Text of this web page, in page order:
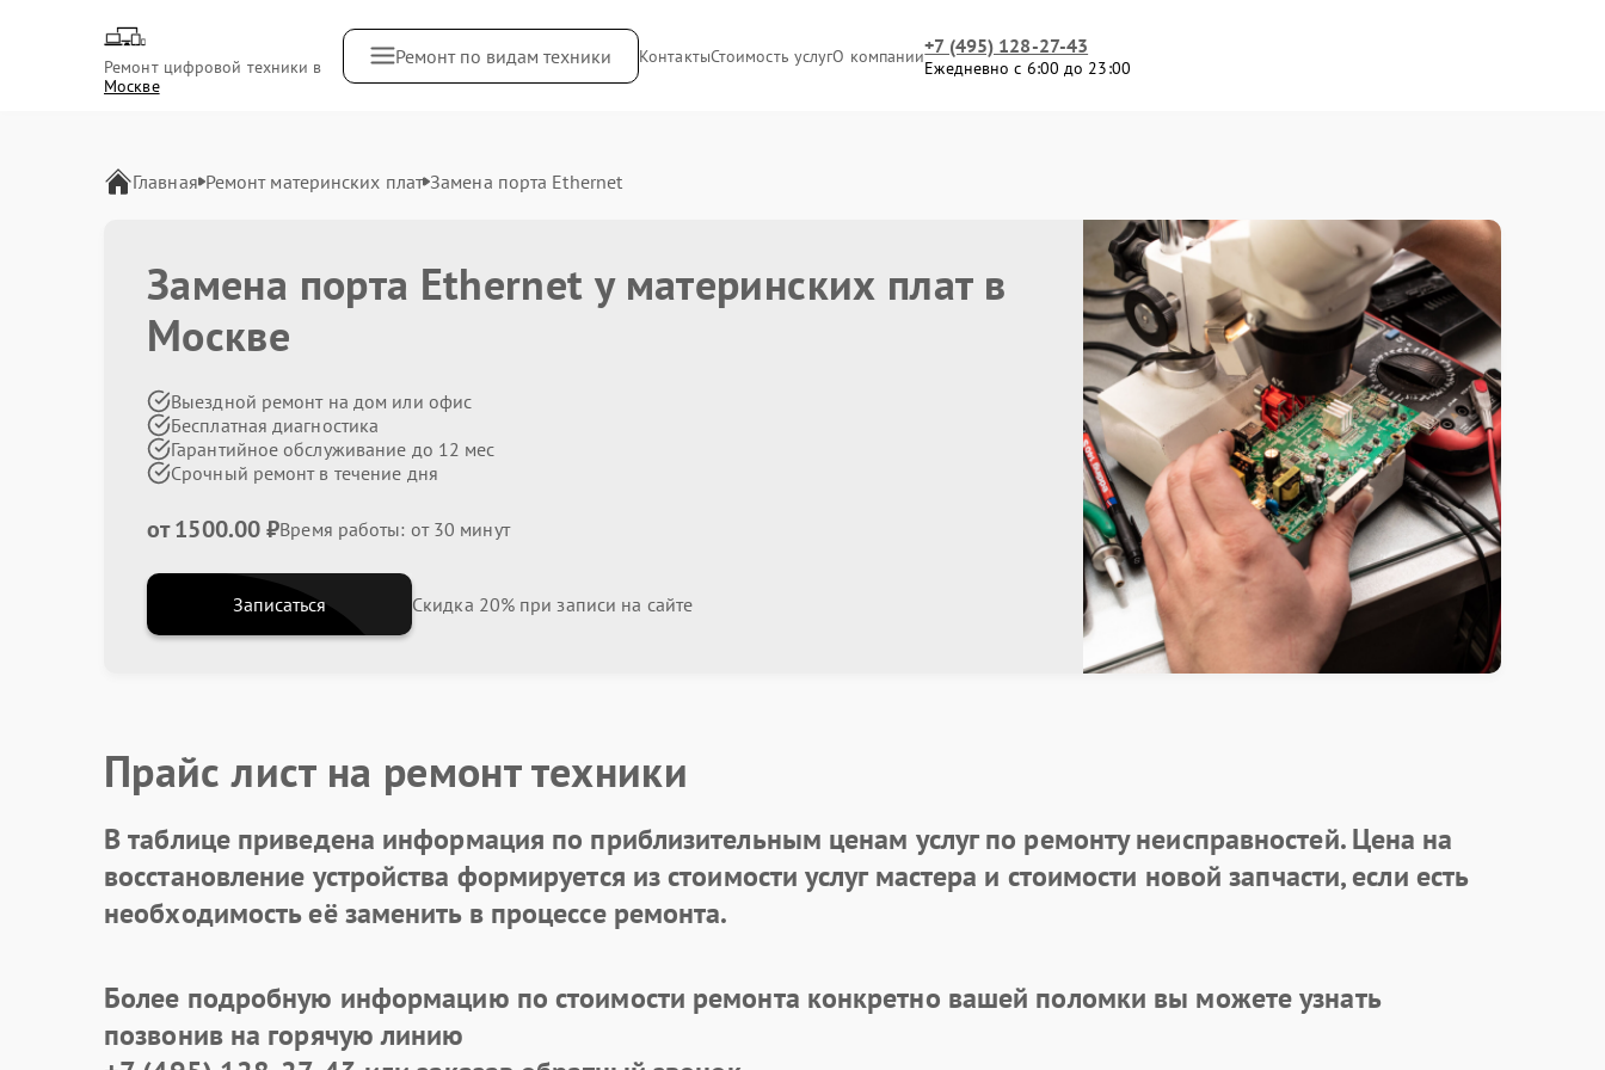
Ремонт цифровой техники в
Москве
Ремонт по видам техники КонтактыСтоимость услугО компании+7 (495) 128-27-43
Ежедневно с 6:00 до 23:00
Главная Ремонт материнских плат Замена порта Ethernet
Замена порта Ethernet у материнских плат в
Москве
Выездной ремонт на дом или офис
Бесплатная диагностика
Гарантийное обслуживание до 12 мес
Срочный ремонт в течение дня
от 1500.00 ₽Время работы: от 30 минут
Записаться Скидка 20% при записи на сайте
Прайс лист на ремонт техники
В таблице приведена информация по приблизительным ценам услуг по ремонту неисправностей. Цена на
восстановление устройства формируется из стоимости услуг мастера и стоимости новой запчасти, если есть
необходимость её заменить в процессе ремонта.
Более подробную информацию по стоимости ремонта конкретно вашей поломки вы можете узнать
позвонив на горячую линию